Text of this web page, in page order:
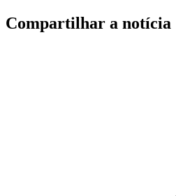
Compartilhar a notícia